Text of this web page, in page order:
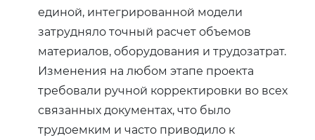
единой, интегрированной модели
затрудняло точный расчет объемов
материалов, оборудования и трудозатрат.
Изменения на любом этапе проекта
требовали ручной корректировки во всех
связанных документах, что было
трудоемким и часто приводило к